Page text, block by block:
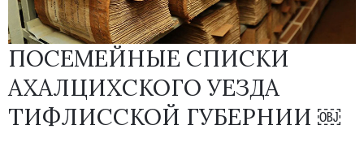
ПОСЕМЕЙНЫЕ СПИСКИ
АХАЛЦИХСКОГО УЕЗДА
ТИФЛИССКОЙ ГУБЕРНИИ ￼